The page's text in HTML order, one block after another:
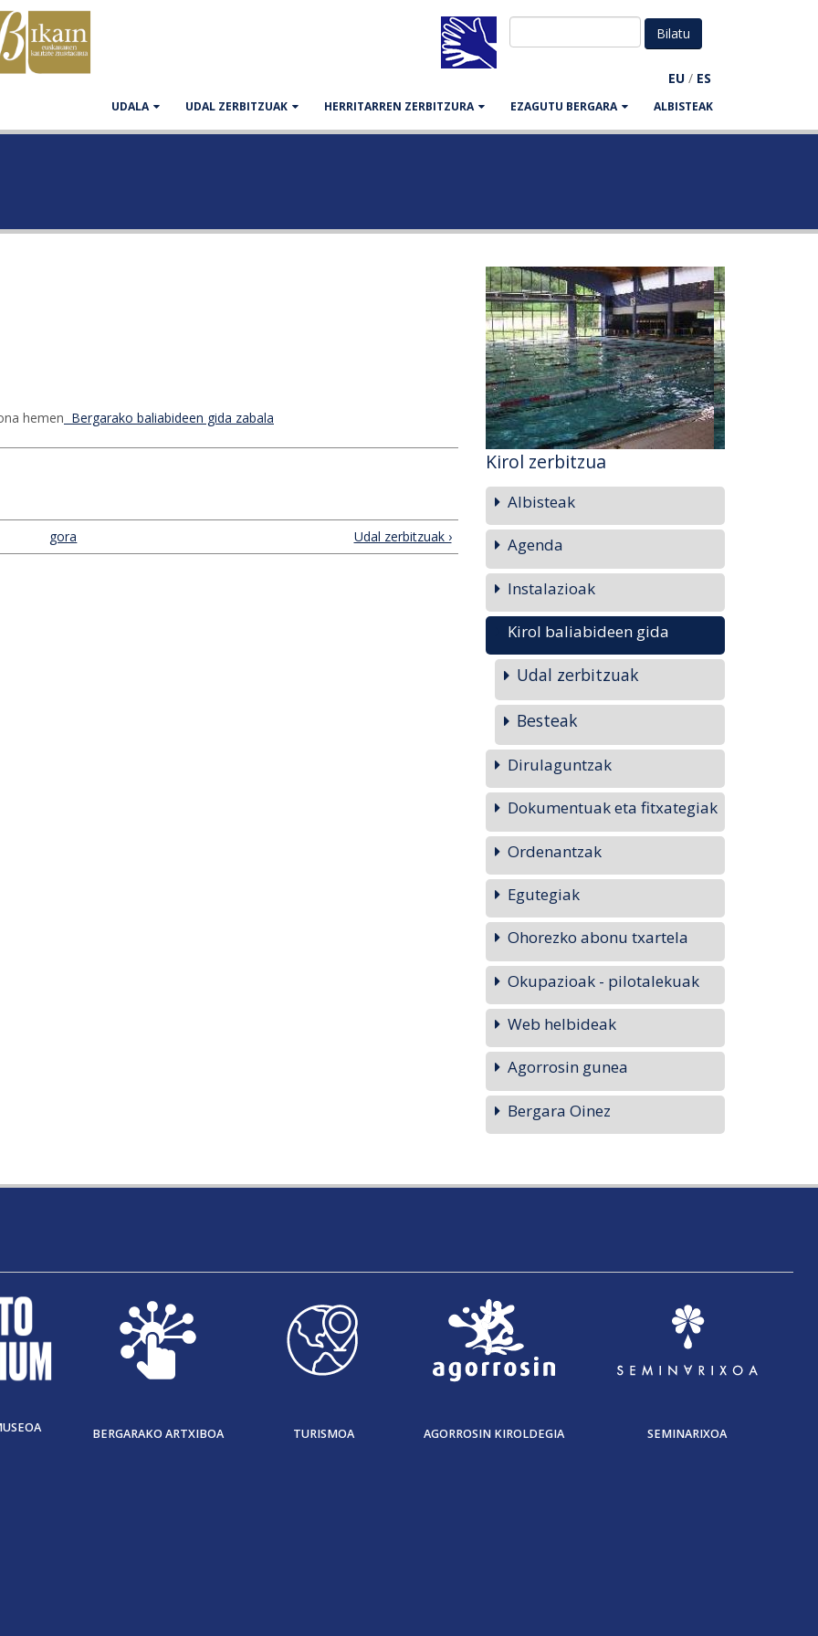
EU / ES
UDALA UDAL ZERBITZUAK HERRITARREN ZERBITZURA EZAGUTU BERGARA ALBISTEAK
hemen Bergarako baliabideen gida zabala
gora Udal zerbitzuak ›
Kirol zerbitzua
Albisteak
Agenda
Instalazioak
Kirol baliabideen gida
Udal zerbitzuak
Besteak
Dirulaguntzak
Dokumentuak eta fitxategiak
Ordenantzak
Egutegiak
Ohorezko abonu txartela
Okupazioak - pilotalekuak
Web helbideak
Agorrosin gunea
Bergara Oinez
BERGARAKO ARTXIBOA TURISMOA AGORROSIN KIROLDEGIA SEMINARIXOA